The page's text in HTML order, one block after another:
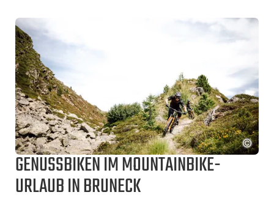
GENUSSBIKEN IM MOUNTAINBIKE-
URLAUB IN BRUNECK